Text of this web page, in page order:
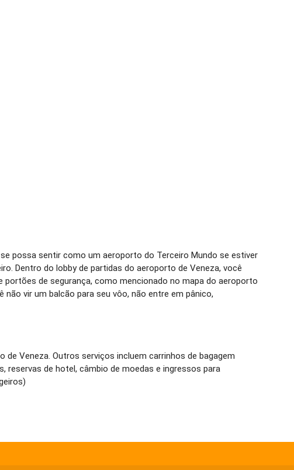
possa sentir como um aeroporto do Terceiro Mundo se estiver
Dentro do lobby de partidas do aeroporto de Veneza, você
de segurança, como mencionado no mapa do aeroporto
vir um balcão para seu vôo, não entre em pânico,
Veneza. Outros serviços incluem carrinhos de bagagem
de hotel, câmbio de moedas e ingressos para